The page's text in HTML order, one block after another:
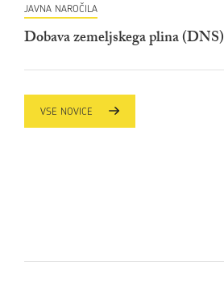
JAVNA NAROČILA
Dobava zemeljskega plina (DNS)
VSE NOVICE